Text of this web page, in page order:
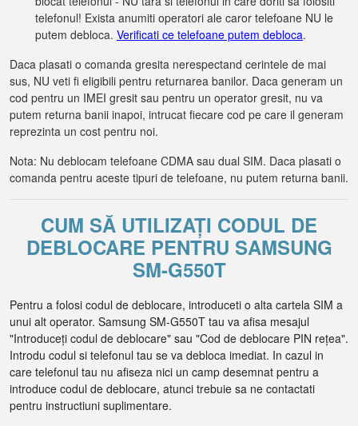
telefonul! Exista anumiti operatori ale caror telefoane NU le
putem debloca. Verificati ce telefoane putem debloca.
Daca plasati o comanda gresita nerespectand cerintele de mai
sus, NU veti fi eligibili pentru returnarea banilor. Daca generam un
cod pentru un IMEI gresit sau pentru un operator gresit, nu va
putem returna banii inapoi, intrucat fiecare cod pe care il generam
reprezinta un cost pentru noi.
Nota: Nu deblocam telefoane CDMA sau dual SIM. Daca plasati o
comanda pentru aceste tipuri de telefoane, nu putem returna banii.
CUM SĂ UTILIZAȚI CODUL DE
DEBLOCARE PENTRU SAMSUNG
SM-G550T
Pentru a folosi codul de deblocare, introduceti o alta cartela SIM a
unui alt operator. Samsung SM-G550T tau va afisa mesajul
"Introduceți codul de deblocare" sau "Cod de deblocare PIN rețea".
Introdu codul si telefonul tau se va debloca imediat. In cazul in
care telefonul tau nu afiseza nici un camp desemnat pentru a
introduce codul de deblocare, atunci trebuie sa ne contactati
pentru instructiuni suplimentare.